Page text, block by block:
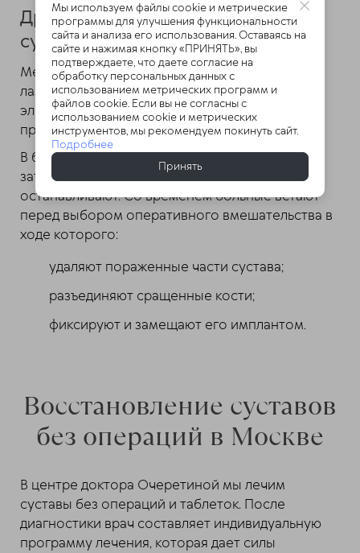
Другие методы лечения боли в
суставах
Медикаментозное лечение дополняют
лазеротерапией, магнитотерапией, фоно-
электрофорезом. Также некоторым больным
приписывают ношение ортезов.
В большинстве случаев лекарства
затормаживают разрушающий процесс, но не
останавливают. Со временем больные встают
перед выбором оперативного вмешательства в
ходе которого:
удаляют пораженные части сустава;
разъединяют сращенные кости;
фиксируют и замещают его имплантом.
Восстановление суставов
без операций в Москве
В центре доктора Очеретиной мы лечим
суставы без операций и таблеток. После
диагностики врач составляет индивидуальную
программу лечения, которая дает силы
Мы используем файлы cookie и метрические
программы для улучшения функциональности
сайта и анализа его использования. Оставаясь на
сайте и нажимая кнопку «ПРИНЯТЬ», вы
подтверждаете, что даете согласие на
обработку персональных данных с
использованием метрических программ и
файлов cookie. Если вы не согласны с
использованием cookie и метрических
инструментов, мы рекомендуем покинуть сайт.
Подробнее
Принять